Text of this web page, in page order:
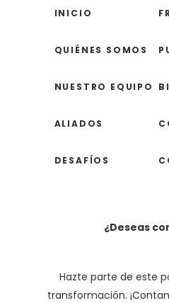
INICIO
QUIÉNES SOMOS
NUESTRO EQUIPO
ALIADOS
DESAFÍOS
¿Deseas
Hazte parte de este
transformación.